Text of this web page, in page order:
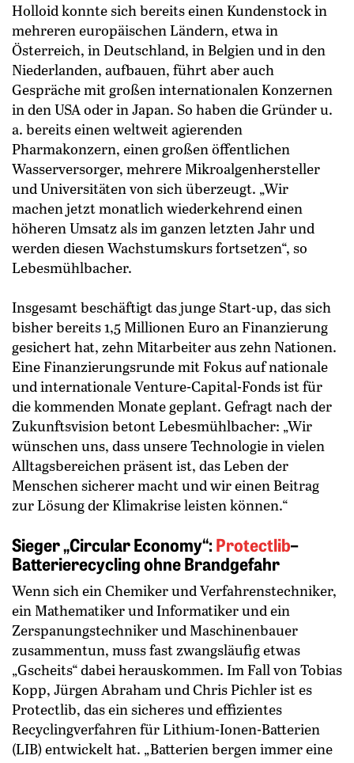
Holloid konnte sich bereits einen Kundenstock in
mehreren europäischen Ländern, etwa in
Österreich, in Deutschland, in Belgien und in den
Niederlanden, aufbauen, führt aber auch
Gespräche mit großen internationalen Konzernen
in den USA oder in Japan. So haben die Gründer u.
a. bereits ­einen weltweit agierenden
Pharmakonzern, einen großen öffentlichen
Wasserversorger, mehrere Mikroalgenhersteller
und Universitäten von sich überzeugt. „Wir
machen jetzt monatlich wiederkehrend einen
höheren Umsatz als im ganzen letzten Jahr und
werden diesen Wachstumskurs fortsetzen“, so
Lebesmühlbacher.
Insgesamt beschäftigt das junge Start-up, das sich
bisher bereits 1,5 Millionen Euro an Finanzierung
gesichert hat, zehn Mitarbeiter aus zehn Nationen.
Eine Finanzierungsrunde mit ­Fokus auf nationale
und internationale Venture-Capital-Fonds ist für
die kommenden Monate geplant. Gefragt nach der
Zukunftsvision betont Lebesmühlbacher: „Wir
wünschen uns, dass unsere Technologie in vielen
Alltagsbereichen präsent ist, das Leben der
Menschen sicherer macht und wir einen Beitrag
zur Lösung der Klimakrise ­leisten können.“
Sieger „Circular Economy“:Protectlib–
Batterierecycling ohne Brandgefahr
Wenn sich ein Chemiker und Verfahrenstechniker,
ein Mathematiker und Informatiker und ein
Zerspanungstechniker und Maschinenbauer
zusammentun, muss fast zwangsläufig etwas
„Gscheits“ dabei herauskommen. Im Fall von Tobias
Kopp, Jürgen Abraham und Chris Pichler ist es
Protectlib, das ein sicheres und effizientes
Recyclingverfahren für Lithium-Ionen-Batterien
(LIB) entwickelt hat. „Batterien bergen immer eine